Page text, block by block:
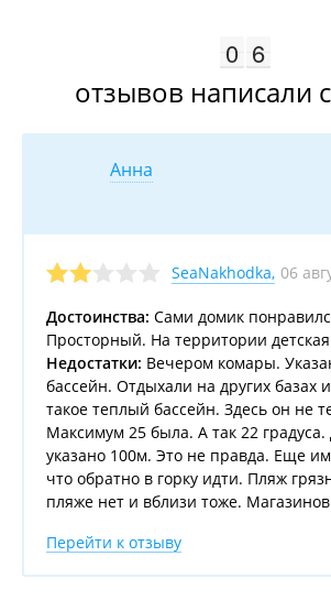
9
0
0 5
6
6
отзывов написали
Анна
SeaNakhodka, 06
Достоинства: Сами домик
Просторный. На территории
Недостатки: Вечером комары.
бассейн. Отдыхали на других базах
такое теплый бассейн. Здесь он не
Максимум 25 была. А так 22
указано 100м. Это не правда. Еще
что обратно в горку идти. Пляж
пляже нет и вблизи тоже.
Перейти к отзыву